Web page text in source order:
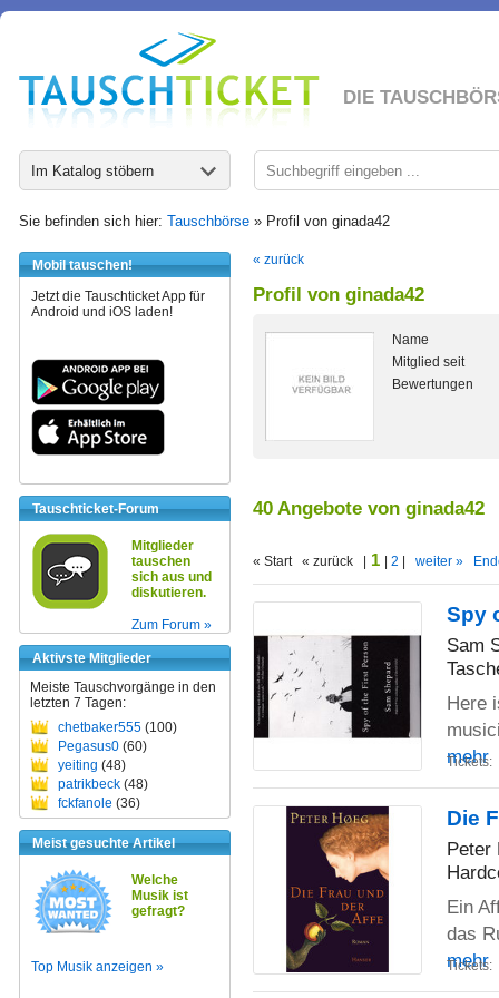
DIE
Im Katalog stöbern
Sie befinden sich hier: Tauschbörse » Profil von ginada42
Mobil tauschen!
Jetzt die Tauschticket App für
Android und iOS laden!
Tauschticket-Forum
Mitglieder
tauschen
sich aus und
diskutieren.
Zum Forum »
Aktivste Mitglieder
Meiste Tauschvorgänge in den
letzten 7 Tagen:
chetbaker555 (100)
Pegasus0 (60)
yeiting (48)
patrikbeck (48)
fckfanole (36)
Meist gesuchte Artikel
Welche
Musik ist
gefragt?
Top Musik anzeigen »
« zurück
Profil von ginada42
Name
Mitglied seit
Bewertungen
40 Angebote von ginada42
« Start « zurück | 1 2 weiter »
Spy
Sam
Here
mehr
Tickets:
Die
Peter
Ein
das
mehr
Tickets: